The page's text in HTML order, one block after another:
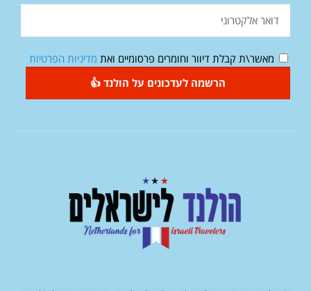
מאשר\ת קבלת דיוור וחומרים פרסומיים ואת מדיניות הפרטיות
הרשמה לעדכונים על הולנד 👍